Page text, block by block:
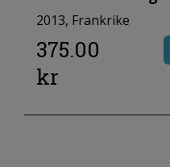
2013, Frankrike
375.00
kr